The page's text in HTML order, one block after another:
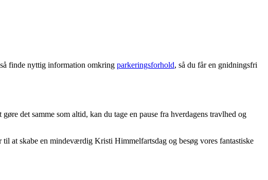
finde nyttig information omkring parkeringsforhold, så du får en gnidningsfri
det samme som altid, kan du tage en pause fra hverdagens travlhed og
at skabe en mindeværdig Kristi Himmelfartsdag og besøg vores fantastiske